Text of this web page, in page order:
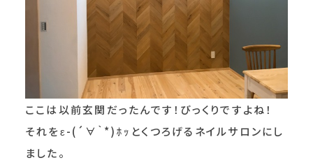
ここは以前玄関だったんです！びっくりですよね！
それをε-(´∀｀*)ﾎｯとくつろげるネイルサロンにし
ました。